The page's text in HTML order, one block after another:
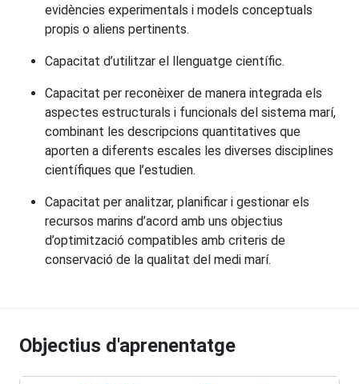
evidències experimentals i models conceptuals
propis o aliens pertinents.
Capacitat d’utilitzar el llenguatge científic.
Capacitat per reconèixer de manera integrada els
aspectes estructurals i funcionals del sistema marí,
combinant les descripcions quantitatives que
aporten a diferents escales les diverses disciplines
científiques que l’estudien.
Capacitat per analitzar, planificar i gestionar els
recursos marins d’acord amb uns objectius
d’optimització compatibles amb criteris de
conservació de la qualitat del medi marí.
Objectius d'aprenentatge